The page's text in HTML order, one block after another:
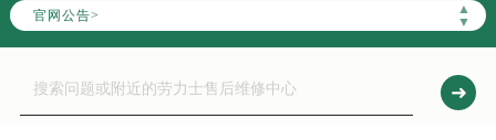
官网公告>
▲
▼